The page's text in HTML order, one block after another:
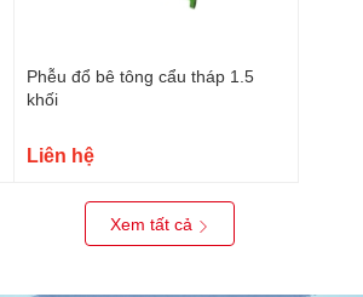
Phễu đổ bê tông cẩu tháp 1.5
khối
Liên hệ
Xem tất cả